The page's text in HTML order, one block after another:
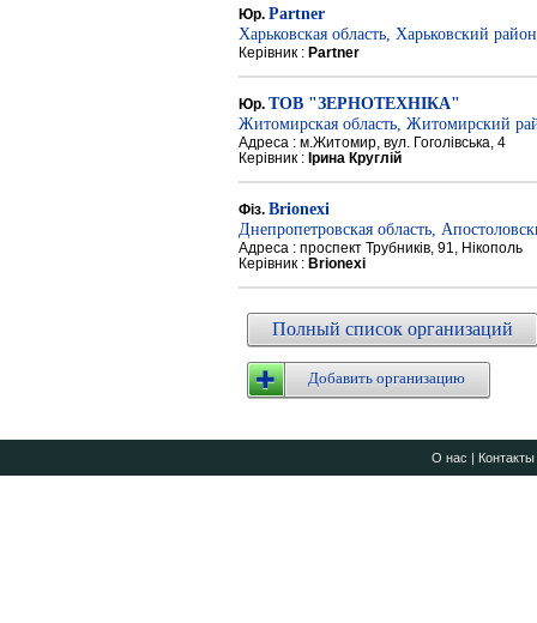
Юр. Partner
Харьковская область, Харьковский район
Керівник : Partner
Юр. ТОВ "ЗЕРНОТЕХНІКА"
Житомирская область, Житомирский
Адреса : м.Житомир, вул. Гоголівська, 4
Керівник : Ірина Круглій
Фіз. Brionexi
Днепропетровская область,
Адреса : проспект Трубників, 91, Нікополь
Керівник : Brionexi
Полный список организаций
Добавить организацию
О нас | Контакты